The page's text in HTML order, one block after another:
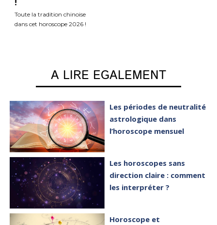
!
Toute la tradition chinoise
dans cet horoscope 2026 !
A LIRE EGALEMENT
Les périodes de neutralité
astrologique dans
l’horoscope mensuel
Les horoscopes sans
direction claire : comment
les interpréter ?
Horoscope et